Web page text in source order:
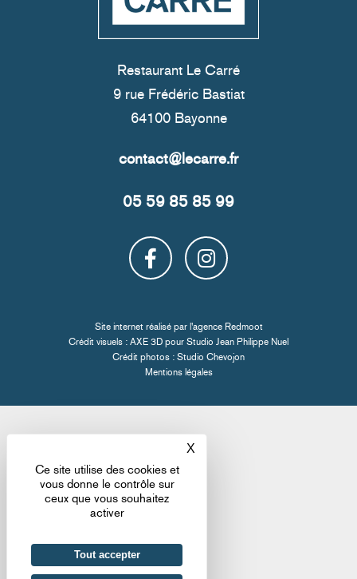
Ce site utilise des cookies et
vous donne le contrôle sur
ceux que vous souhaitez
activer
Tout accepter
X
Restaurant Le Carré
9 rue Frédéric Bastiat
64100 Bayonne
05 59 85 85 99
Site internet réalisé par l'agence Redmoot
Crédit visuels : AXE 3D pour Studio Jean Philippe Nuel
Crédit photos : Studio Chevojon
Mentions légales